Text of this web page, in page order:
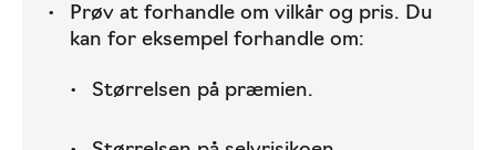
Prøv at forhandle om vilkår og pris. Du
kan for eksempel forhandle om:
Størrelsen på præmien.